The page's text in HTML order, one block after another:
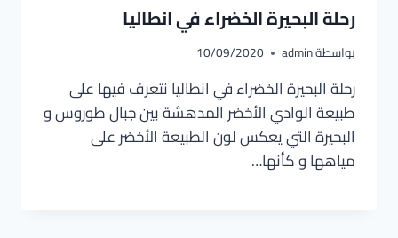
رحلة البحيرة الخضراء في انطاليا
بواسطةadmin
10/09/2020
رحلة البحيرة الخضراء في انطاليا نتعرف فيها على
طبيعة الوادي الأخضر المدهشة بين جبال طوروس و
البحيرة التي يعكس لون الطبيعة الأخضر على
مياهها و كأنها…